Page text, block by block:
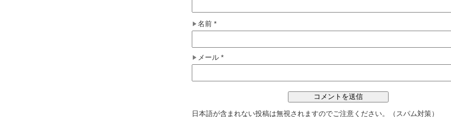
名前 *
メール *
日本語が含まれない投稿は無視されますのでご注意ください。（スパム対策）